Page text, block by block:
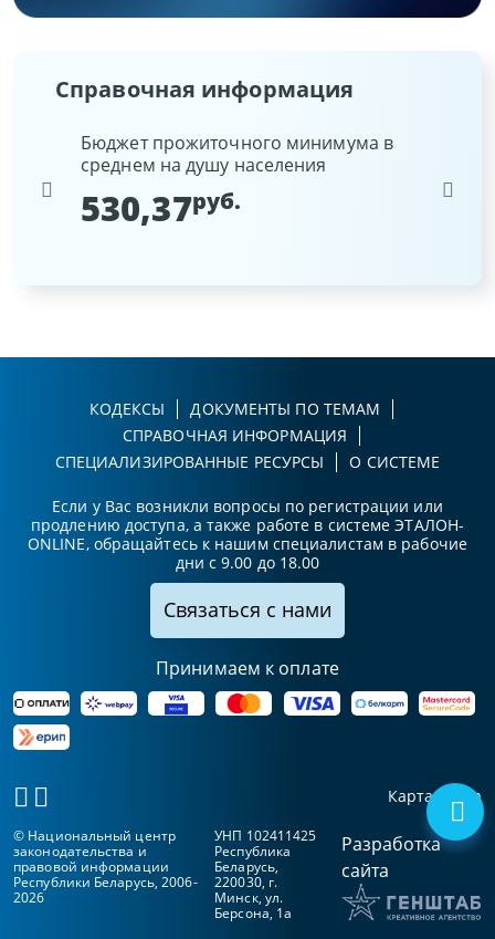
Справочная информация
Бюджет прожиточного минимума в
среднем на душу населения
530,37руб.
Беларусь
КОДЕКСЫ
ДОКУМЕНТЫ ПО ТЕМАМ
СПРАВОЧНАЯ ИНФОРМАЦИЯ
СПЕЦИАЛИЗИРОВАННЫЕ РЕСУРСЫ
О СИСТЕМЕ
Если у Вас возникли вопросы по регистрации или
продлению доступа, а также работе в системе ЭТАЛОН-
ONLINE, обращайтесь к нашим специалистам в рабочие
дни с 9.00 до 18.00
Связаться с нами
Принимаем к оплате
Карта сайта
© Национальный центр
законодательства и
правовой информации
Республики Беларусь, 2006-
2026
УНП 102411425
Республика
Беларусь,
220030, г.
Минск, ул.
Берсона, 1а
Разработка
сайта